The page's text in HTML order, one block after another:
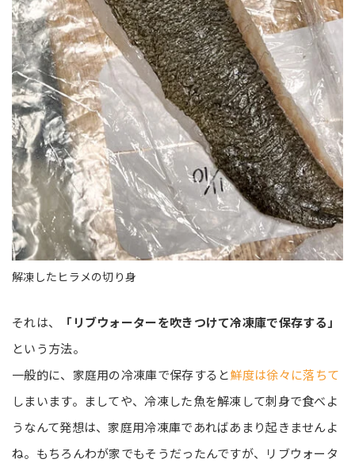
解凍したヒラメの切り身
それは、
「リブウォーターを吹きつけて冷凍庫で保存する」
という方法。
一般的に、家庭用の冷凍庫で保存すると鮮度は徐々に落ちて
しまいます。ましてや、冷凍した魚を解凍して刺身で食べよ
うなんて発想は、家庭用冷凍庫であればあまり起きませんよ
ね。もちろんわが家でもそうだったんですが、リブウォータ